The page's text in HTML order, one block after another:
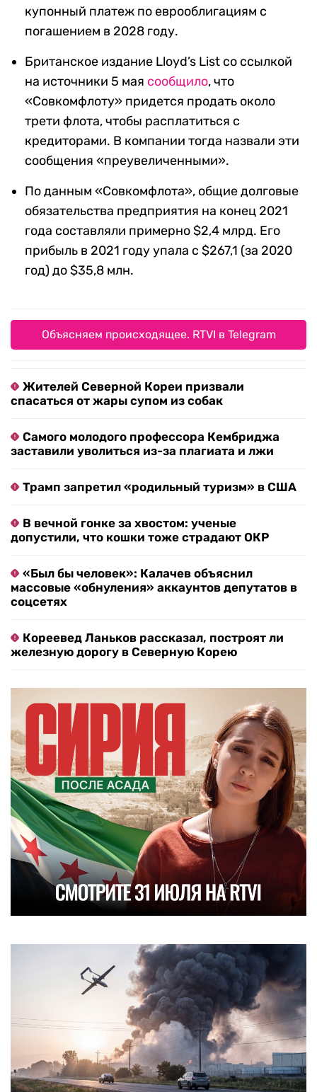
купонный платеж по еврооблигациям с
погашением в 2028 году.
Британское издание Lloyd’s List со ссылкой
на источники 5 мая сообщило, что
«Совкомфлоту» придется продать около
трети флота, чтобы расплатиться с
кредиторами. В компании тогда назвали эти
сообщения «преувеличенными».
По данным «Совкомфлота», общие долговые
обязательства предприятия на конец 2021
года составляли примерно $2,4 млрд. Его
прибыль в 2021 году упала с $267,1 (за 2020
год) до $35,8 млн.
Объясняем происходящее. RTVI в Telegram
Жителей Северной Кореи призвали
спасаться от жары супом из собак
Самого молодого профессора Кембриджа
заставили уволиться из-за плагиата и лжи
Трамп запретил «родильный туризм» в США
В вечной гонке за хвостом: ученые
допустили, что кошки тоже страдают ОКР
«Был бы человек»: Калачев объяснил
массовые «обнуления» аккаунтов депутатов в
соцсетях
Кореевед Ланьков рассказал, построят ли
железную дорогу в Северную Корею